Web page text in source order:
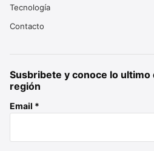
Tecnología
Contacto
Susbribete y conoce lo
región
Email *